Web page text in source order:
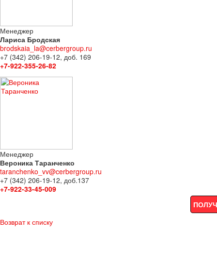
Менеджер
Лариса Бродская
brodskaia_la@cerbergroup.ru
+7 (342) 206-19-12, доб. 169
+7-922-355-26-82
Менеджер
Вероника Таранченко
taranchenko_vv@cerbergroup.ru
+7 (342) 206-19-12, доб.137
+7-922-33-45-009
Возврат к списку